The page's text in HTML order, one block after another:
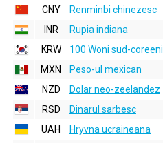
CNY
Renminbi chinezesc
INR
Rupia indiana
KRW
100 Woni sud-coreeni
MXN
Peso-ul mexican
NZD
Dolar neo-zeelandez
RSD
Dinarul sarbesc
UAH
Hryvna ucraineana